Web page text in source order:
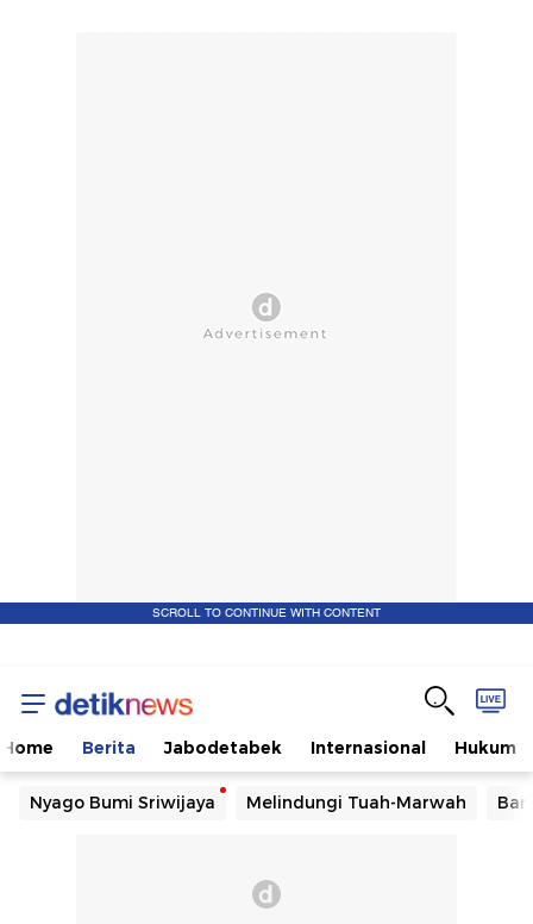
SCROLL TO CONTINUE WITH CONTENT
Home Berita Jabodetabek Internasional Hukum
Nyago Bumi Sriwijaya Melindungi Tuah-Marwah